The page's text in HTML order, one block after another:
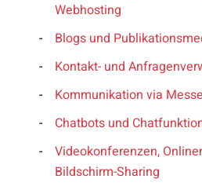
Webhosting
Blogs und
Kontakt- und
Kommunikation via
Chatbots und
Videokonferenzen,
Bildschirm-Sharing